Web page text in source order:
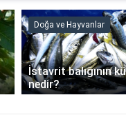
Doğa ve Hayvanlar
İstavrit balığının
nedir?